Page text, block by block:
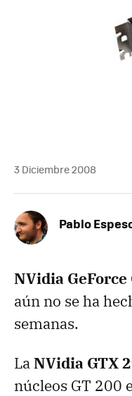
3 Diciembre 2008
Pablo
NVidia GeForce
aún no se ha
semanas.
LaNVidia GTX
núcleos GT 200